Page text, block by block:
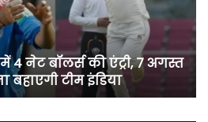
नेट बॉलर्स की एंट्री, 7 अगस्त
टीम इंडिया